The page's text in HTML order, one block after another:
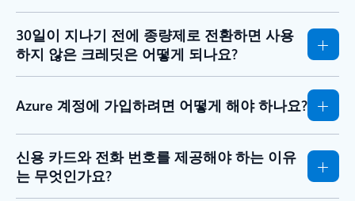
30일이 지나기 전에 종량제로 전환하면 사용
하지 않은 크레딧은 어떻게 되나요?
Azure 계정에 가입하려면 어떻게 해야 하나요?
신용 카드와 전화 번호를 제공해야 하는 이유
는 무엇인가요?